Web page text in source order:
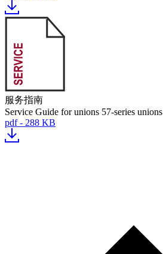
服务指南
Service Guide for unions 57-series unions
pdf - 288 KB